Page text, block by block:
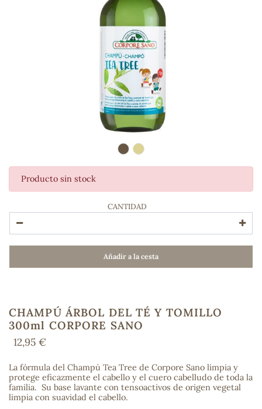
Producto sin stock
CANTIDAD
Añadir a la cesta
CHAMPÚ ÁRBOL DEL TÉ Y TOMILLO
300ml CORPORE SANO
12,95 €
La fórmula del Champú Tea Tree de Corpore Sano limpia y
protege eficazmente el cabello y el cuero cabelludo de toda la
familia. Su base lavante con tensoactivos de origen vegetal
limpia con suavidad el cabello.